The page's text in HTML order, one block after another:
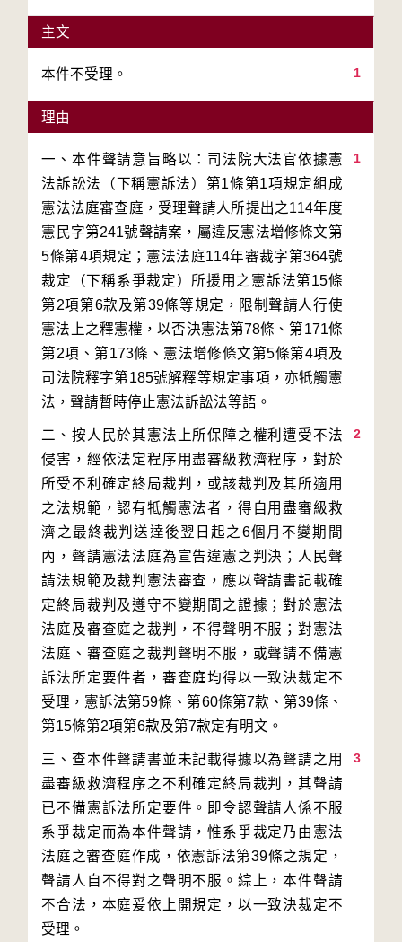
主文
1
本件不受理。
理由
1
一、本件聲請意旨略以：司法院大法官依據憲
法訴訟法（下稱憲訴法）第1條第1項規定組成
憲法法庭審查庭，受理聲請人所提出之114年度
憲民字第241號聲請案，屬違反憲法增修條文第
5條第4項規定；憲法法庭114年審裁字第364號
裁定（下稱系爭裁定）所援用之憲訴法第15條
第2項第6款及第39條等規定，限制聲請人行使
憲法上之釋憲權，以否決憲法第78條、第171條
第2項、第173條、憲法增修條文第5條第4項及
司法院釋字第185號解釋等規定事項，亦牴觸憲
2
二、按人民於其憲法上所保障之權利遭受不法
侵害，經依法定程序用盡審級救濟程序，對於
所受不利確定終局裁判，或該裁判及其所適用
之法規範，認有牴觸憲法者，得自用盡審級救
濟之最終裁判送達後翌日起之6個月不變期間
內，聲請憲法法庭為宣告違憲之判決；人民聲
請法規範及裁判憲法審查，應以聲請書記載確
定終局裁判及遵守不變期間之證據；對於憲法
法庭及審查庭之裁判，不得聲明不服；對憲法
法庭、審查庭之裁判聲明不服，或聲請不備憲
訴法所定要件者，審查庭均得以一致決裁定不
受理，憲訴法第59條、第60條第7款、第39條、
3
三、查本件聲請書並未記載得據以為聲請之用
盡審級救濟程序之不利確定終局裁判，其聲請
已不備憲訴法所定要件。即令認聲請人係不服
系爭裁定而為本件聲請，惟系爭裁定乃由憲法
法庭之審查庭作成，依憲訴法第39條之規定，
聲請人自不得對之聲明不服。綜上，本件聲請
不合法，本庭爰依上開規定，以一致決裁定不
受理。